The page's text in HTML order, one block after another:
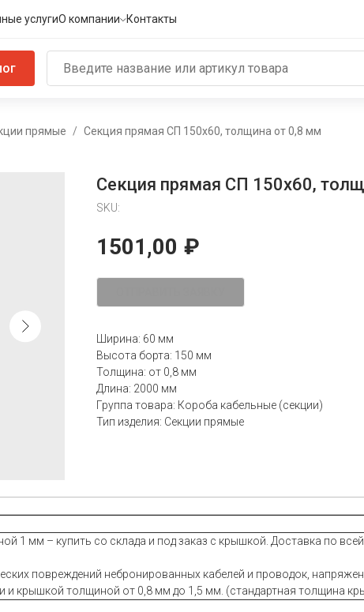
услугиО компании Контакты
прямые Секция прямая СП 150х60, толщина от 0,8 мм
Секция прямая СП 150х60,
SKU:
1501,00 ₽
Ширина: 60 мм
Высота борта: 150 мм
Толщина: от 0,8 мм
Длина: 2000 мм
Группа товара: Короба кабельные (секции)
Тип изделия: Секции прямые
1 мм – купить со склада и под заказ с крышкой. Доставка по
повреждений небронированных кабелей и проводок,
крышкой толщиной от 0,8 мм до 1,5 мм. (стандартная толщина